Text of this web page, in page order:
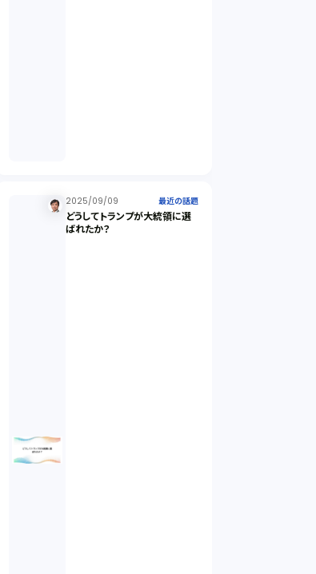
業務委託契約（1）
民事再生（2）
2025/09/09 最近の話題
どうしてトランプが大統領に選
ばれたか？